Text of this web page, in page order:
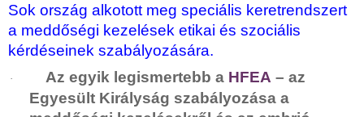
Sok ország alkotott meg speciális keretrendszert
a meddőségi kezelések etikai és szociális
kérdéseinek szabályozására.
· Az egyik legismertebb a HFEA – az
Egyesült Királyság szabályozása a